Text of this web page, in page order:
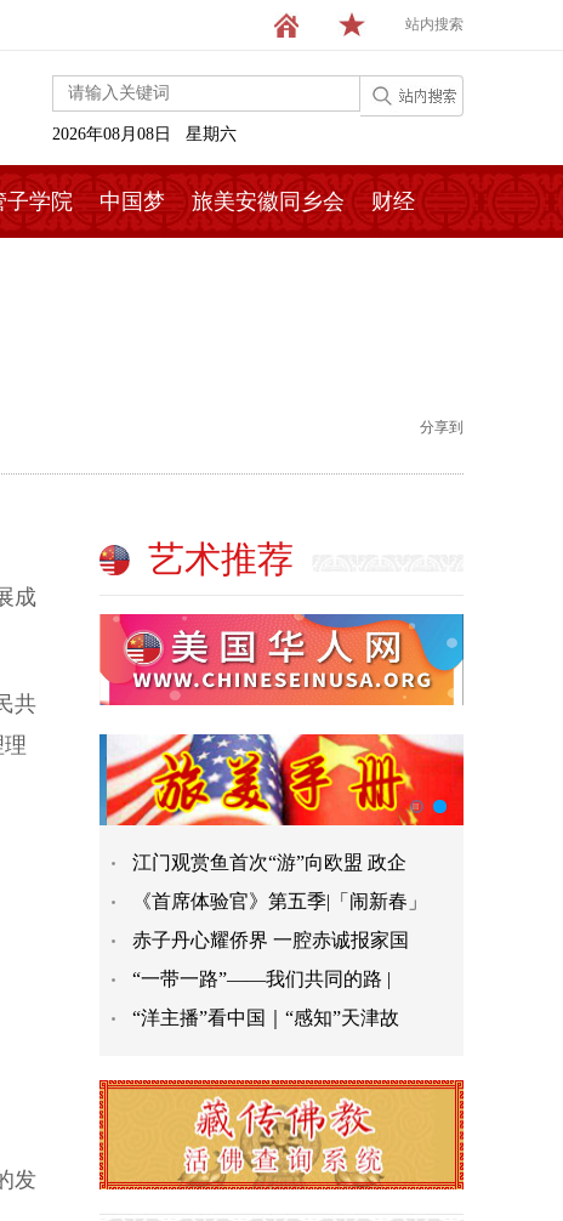
站内搜索
2026年08月08日 星期六
子学院 中国梦 旅美安徽同乡会 财经
分享到
成
共
发
艺术推荐
江门观赏鱼首次“游”向欧盟 政企
《首席体验官》第五季|「闹新春」
赤子丹心耀侨界 一腔赤诚报家国
“一带一路”——我们共同的路 |
“洋主播”看中国｜“感知”天津故